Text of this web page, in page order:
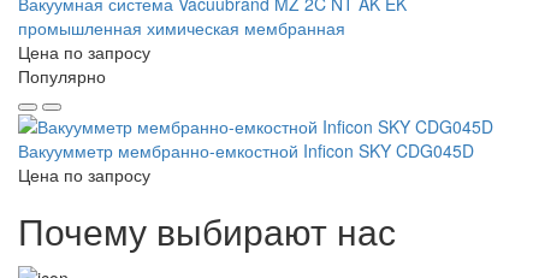
промышленная химическая мембранная
Цена по запросу
Популярно
Вакуумметр мембранно-емкостной Inficon SKY CDG045D
Цена по запросу
Почему выбирают нас